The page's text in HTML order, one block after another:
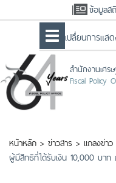
ข้อมูลส
เปลื่ยนการแส
สำนักงานเศร
Fiscal Policy
หน้าหลัก > ข่าวสาร > แถลงข่าว
ผู้มีสิทธิที่ได้รับเงิน 10,000 บาท